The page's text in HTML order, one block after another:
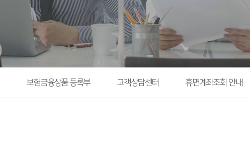
보험금융상품 등록부 고객상담센터 휴면계좌조회 안내